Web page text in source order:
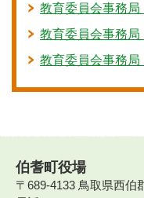
教育委員会事務局
教育委員会事務局
教育委員会事務局
伯耆町役場
〒689-4133 鳥取県西伯